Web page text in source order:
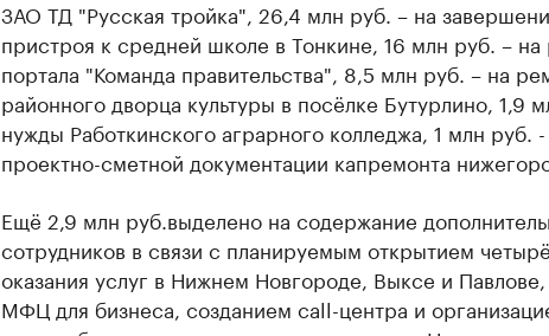
ЗАО ТД "Русская тройка", 26,4 млн руб. – на
пристроя к средней школе в Тонкине, 16 млн руб. – на
портала "Команда правительства", 8,5 млн руб. – на
районного дворца культуры в посёлке Бутурлино, 1,9
нужды Работкинского аграрного колледжа, 1 млн руб.
проектно-сметной документации капремонта
Ещё 2,9 млн руб.выделено на содержание
сотрудников в связи с планируемым открытием
оказания услуг в Нижнем Новгороде, Выксе и
МФЦ для бизнеса, созданием call-центра и